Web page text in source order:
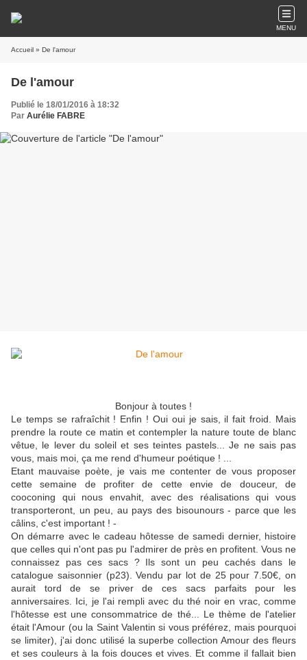
MENU
Accueil » De l'amour
De l'amour
Publié le 18/01/2016 à 18:32
Par Aurélie FABRE
Bonjour à toutes !
Le temps se rafraîchit ! Enfin ! Oui oui je sais, il fait froid. Mais
prendre la route ce matin et contempler la nature toute de blanc
vêtue, le lever du soleil et ses teintes pastels... Je ne sais pas
vous, mais moi, ça me rend d'humeur poétique ! ...
Etant mauvaise poète, je vais me contenter de vous proposer
cette semaine de profiter de cette envie de douceur, de
cooconing qui nous envahit, avec des réalisations qui vous
transporteront, un peu, au pays des bisounours - parce que les
câlins, c'est important ! -
On démarre avec le cadeau hôtesse de samedi dernier, histoire
que celles qui n'ont pas pu l'admirer de près en profitent. Vous ne
connaissez pas ces sacs ? Ils sont un peu cachés dans le
catalogue saisonnier (p23). Vendu par lot de 25 pour 7.50€, on
aurait tord de se priver de ces sacs parfaits pour les
anniversaires. Ici, je l'ai rempli avec du thé noir en vrac, comme
l'hôtesse est une consommatrice de thé... Le thème de l'atelier
était l'Amour (ou la Saint Valentin si vous préférez, mais pourquoi
se limiter), j'ai donc utilisé la superbe collection Amour des fleurs
et ses couleurs à la fois douces et vives. Et comme il fallait bien